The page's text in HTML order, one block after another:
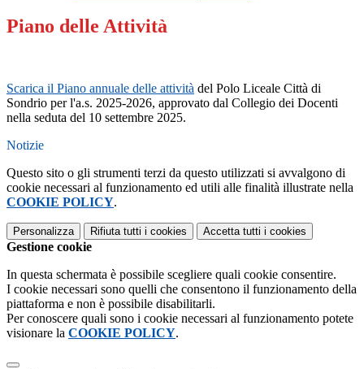
Piano delle Attività
Scarica il Piano annuale delle attività del Polo Liceale Città di
Sondrio per l'a.s. 2025-2026, approvato dal Collegio dei Docenti
nella seduta del 10 settembre 2025.
Notizie
Questo sito o gli strumenti terzi da questo utilizzati si avvalgono di
cookie necessari al funzionamento ed utili alle finalità illustrate nella
COOKIE POLICY.
Personalizza Rifiuta tutti i cookies Accetta tutti i cookies
Gestione cookie
In questa schermata è possibile scegliere quali cookie consentire.
I cookie necessari sono quelli che consentono il funzionamento della
piattaforma e non è possibile disabilitarli.
Per conoscere quali sono i cookie necessari al funzionamento potete
visionare la COOKIE POLICY.